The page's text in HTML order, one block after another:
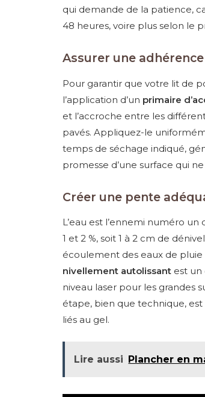
qui demande de la patience,
48 heures, voire plus selon le
Assurer une
Pour garantir que votre lit de
l’application d’un primaire
et l’accroche entre les
pavés. Appliquez-le
temps de séchage indiqué,
promesse d’une surface qui
Créer une pente
L’eau est l’ennemi numéro
1 et 2 %, soit 1 à 2 cm de
écoulement des eaux de
nivellement autolissant est un
niveau laser pour les grandes
étape, bien que technique,
liés au gel.
Lire aussi Plancher en